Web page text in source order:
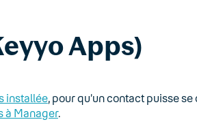
Apps)
installée, pour qu’un contact puisse se
à Manager.